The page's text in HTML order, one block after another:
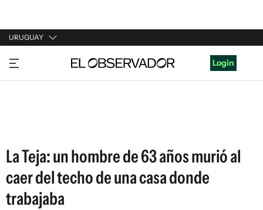
URUGUAY
URUGUAY
ARGENTINA
Login
La Teja: un hombre de 63 años murió al
caer del techo de una casa donde
trabajaba